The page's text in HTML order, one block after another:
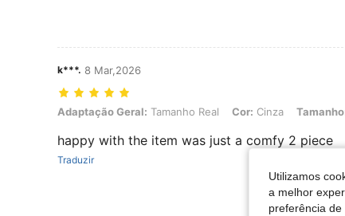
k***. 8 Mar,2026
Adaptação Geral: Tamanho Real, Cor: Cinza, Tamanho: 3XL
Adaptação Geral: Tamanho Real Cor: Cinza
happy with the item was just a comfy 2 piece
Traduzir
Utilizamos
a melhor
preferência